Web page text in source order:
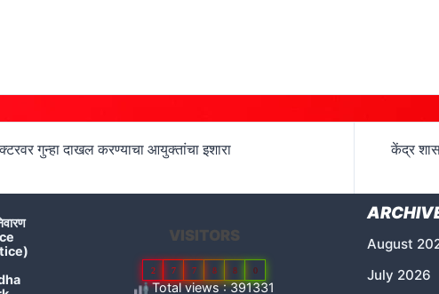
गुन्हा दाखल करण्याचा आयुक्तांचा इशारा
केंद्र
VISITORS
2 7 7 8 8 0
Total views : 391331
August
July 2026